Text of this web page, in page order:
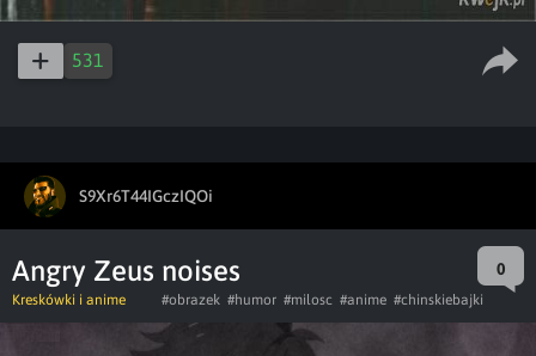
531
S9Xr6T44IGczIQOi
Angry Zeus noises 0
Kreskówki i anime #obrazek #humor #milosc #anime #chinskiebajki